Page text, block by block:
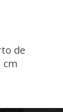
de
cm